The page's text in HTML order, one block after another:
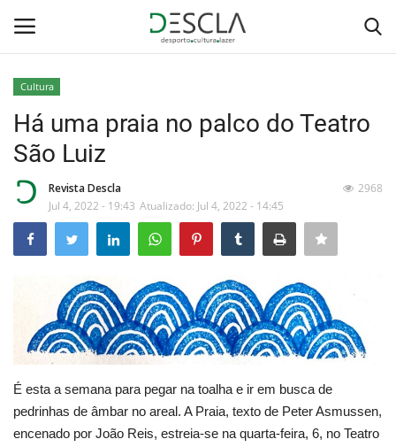
Home
...by Descla
Desporto
Contactos
Sobre Nós
Educação
Estatuto Editorial
Cultura
Há uma praia no palco do Teatro
São Luiz
Revista Descla
Jul 4, 2022 - 19:43 Atualizado: Jul 4, 2022 - 14:45
2968
É esta a semana para pegar na toalha e ir em busca de
pedrinhas de âmbar no areal. A Praia, texto de Peter Asmussen,
encenado por João Reis, estreia-se na quarta-feira, 6, no Teatro